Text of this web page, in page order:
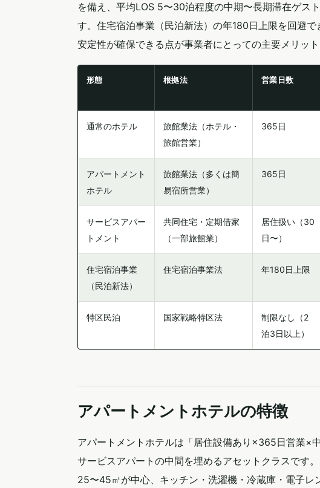
を備え、平均LOS 5〜30泊程度の中期〜長期滞在ゲス
す。住宅宿泊事業（民泊新法）の年180日上限を回避
安定性が確保できる点が事業者にとっての主要メリッ
形態 根拠法 営業日数
通常のホテル
旅館業法（ホテル・
旅館営業）
365日
アパートメント
ホテル
旅館業法（多くは簡
易宿所営業）
365日
サービスアパー
トメント
共同住宅・定期借家
（一部旅館業）
居住扱い（30
日〜）
住宅宿泊事業
（民泊新法）
住宅宿泊事業法 年180日上限
特区民泊 国家戦略特区法
制限なし（2
泊3日以上）
アパートメントホテルの特徴
アパートメントホテルは「居住設備あり×365日営業×
サービスアパートの中間を埋めるアセットクラスです
25〜45㎡が中心、キッチン・洗濯機・冷蔵庫・電子